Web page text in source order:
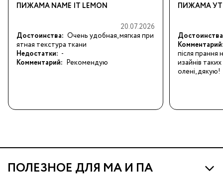
ПИЖАМА NAME IT LEMON
20.07.2026
Достоинства: Очень удобная, мягкая при
ятная текстура ткани
Недостатки: -
Комментарий: Рекомендую
ПИЖАМА
після прання
изайнів
олені, дякую!
ПОЛЕЗНОЕ ДЛЯ МА И ПА